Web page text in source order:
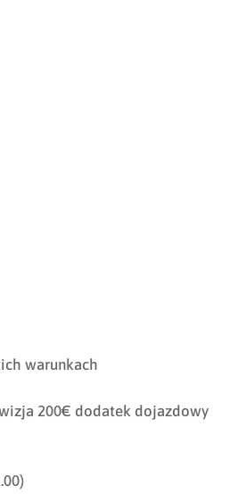
warunkach
200€ dodatek dojazdowy